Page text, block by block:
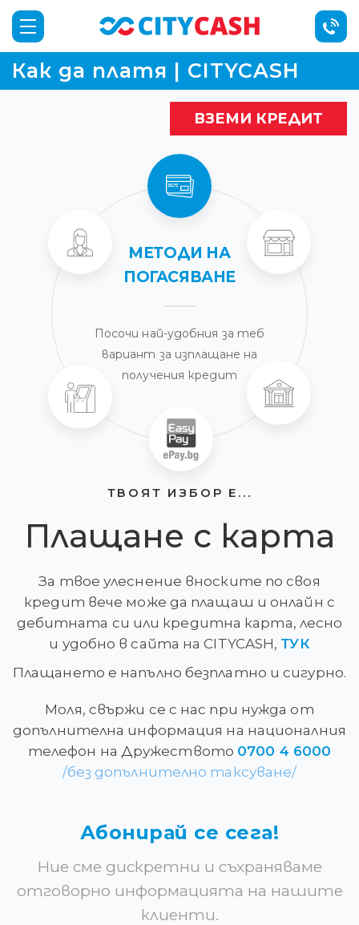
Как да платя | CITYCASH
ВЗЕМИ КРЕДИТ
МЕТОДИ НА
ПОГАСЯВАНЕ
Посочи най-удобния за теб
вариант за изплащане на
получения кредит
ТВОЯТ ИЗБОР Е...
Плащане с карта
За твое улеснение вноските по своя
кредит вече може да плащаш и онлайн с
дебитната си или кредитна карта, лесно
и удобно в сайта на CITYCASH, ТУК
Плащането е напълно безплатно и сигурно.
Моля, свържи се с нас при нужда от
допълнителнa информация на националния
телефон на Дружеството 0700 4 6000
/без допълнително таксуване/
Абонирай се сега!
Ние сме дискретни и съхраняваме
отговорно информацията на нашите
клиенти.